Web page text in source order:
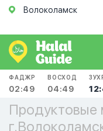
Волоколамск
ФАДЖР
02:49
ВОСХОД
04:49
Продуктовые